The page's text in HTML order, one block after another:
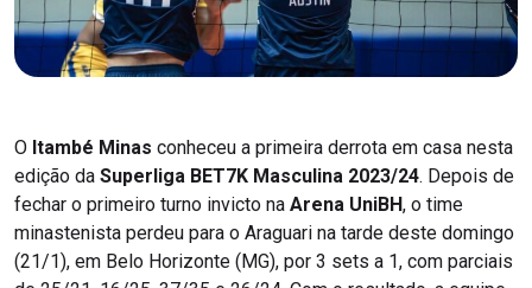
O Itambé Minas conheceu a primeira derrota em casa nesta
edição da Superliga BET7K Masculina 2023/24. Depois de
fechar o primeiro turno invicto na Arena UniBH, o time
minastenista perdeu para o Araguari na tarde deste domingo
(21/1), em Belo Horizonte (MG), por 3 sets a 1, com parciais